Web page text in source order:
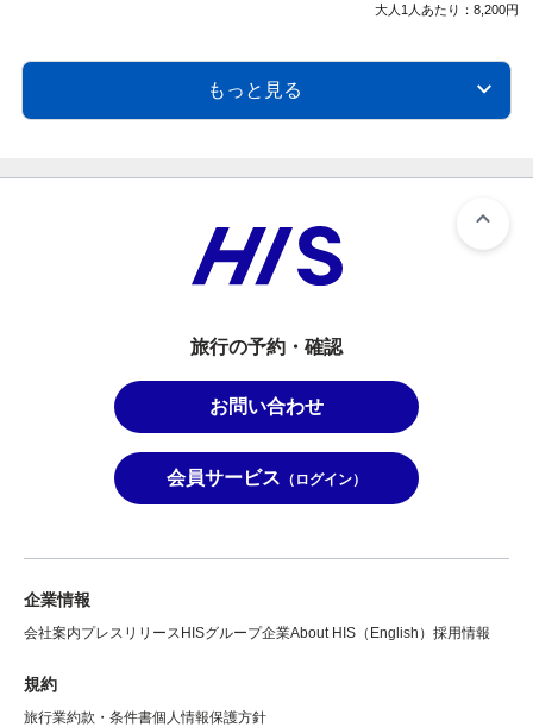
大人1人あたり：8,200円
もっと見る
旅行の予約・確認
お問い合わせ
会員サービス （ログイン）
企業情報
会社案内プレスリリース HISグループ企業About HIS（English） 採用情報
規約
旅行業約款・条件書個人情報保護方針